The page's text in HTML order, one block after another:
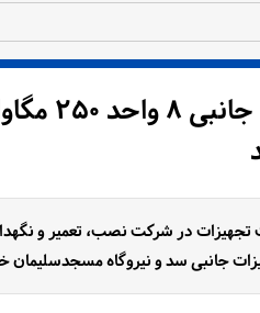
پایش وضعیت
در شرکت نصب، تعمیر و
جانبی سد و نیروگاه مسجدسلیمان